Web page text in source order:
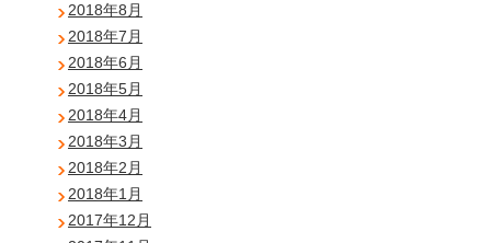
2018年8月
2018年7月
2018年6月
2018年5月
2018年4月
2018年3月
2018年2月
2018年1月
2017年12月